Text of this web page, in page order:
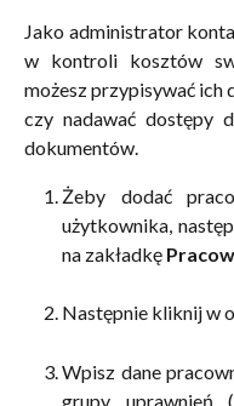
Jako administrator
w kontroli kosztów
możesz przypisywać ich
czy nadawać dostępy
dokumentów.
Żeby dodać
użytkownika,
na zakładkę
Następnie kliknij w
Wpisz dane
grupy uprawnień